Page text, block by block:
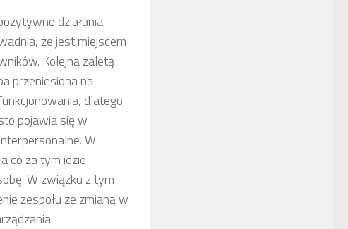
działania
że jest miejscem
Kolejną zaletą
przeniesiona na
dlatego
pojawia się w
W
co za tym idzie –
W związku z tym
zespołu ze zmianą w